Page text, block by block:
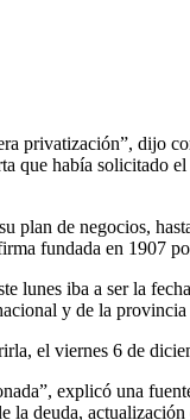
privatización”, dijo
que había solicitado
plan de negocios,
fundada en 1907
lunes iba a ser la
y de la
el viernes 6 de
explicó una
deuda,